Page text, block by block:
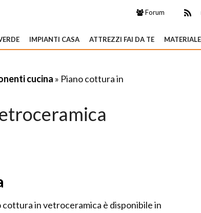
Forum
IMPIANTI CASA ATTREZZI FAI DA TE
cucina » Piano cottura in
cottura in vetroceramica è disponibile in